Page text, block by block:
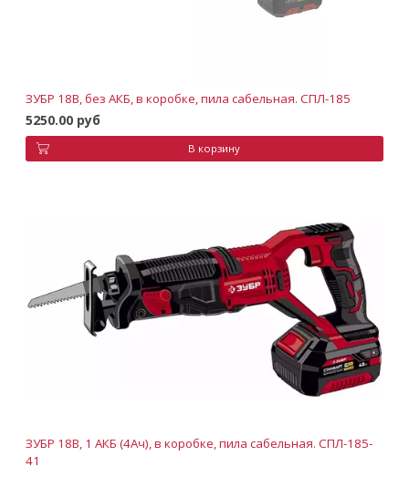
ЗУБР 18В, без АКБ, в коробке, пила сабельная. СПЛ-185
5250.00 руб
В корзину
ЗУБР 18В, 1 АКБ (4Ач), в коробке, пила сабельная. СПЛ-185-
41